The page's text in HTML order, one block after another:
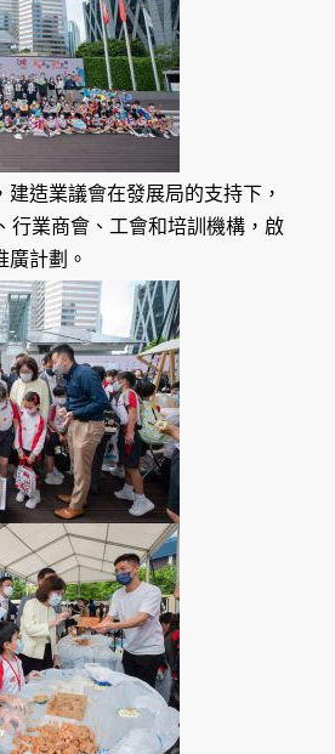
造業議會在發展局的支持下，
行業商會、工會和培訓機構，啟
廣計劃。